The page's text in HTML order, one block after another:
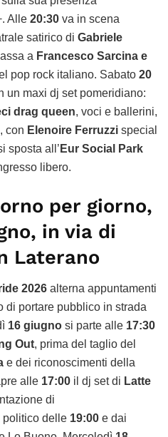
Alle 20:30 va in scena
satirico di Gabriele
a Francesco Sarcina e
pop rock italiano. Sabato 20
un maxi dj set pomeridiano:
drag queen, voci e ballerini,
, con Elenoire Ferruzzi special
sposta all’ Eur Social Park
libero.
per giorno,
in via di
Laterano
2026 alterna appuntamenti
di portare pubblico in strada
16 giugno si parte alle 17:30
Out, prima del taglio del
e dei riconoscimenti della
alle 17:00 il dj set di Latte
di
politico delle 19:00 e dai